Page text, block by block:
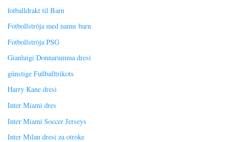
fotballdrakt til Barn
Fotbollströja med namn barn
Fotbollströja PSG
Gianluigi Donnarumma dresi
günstige Fußballtrikots
Harry Kane dresi
Inter Miami dres
Inter Miami Soccer Jerseys
Inter Milan dresi za otroke